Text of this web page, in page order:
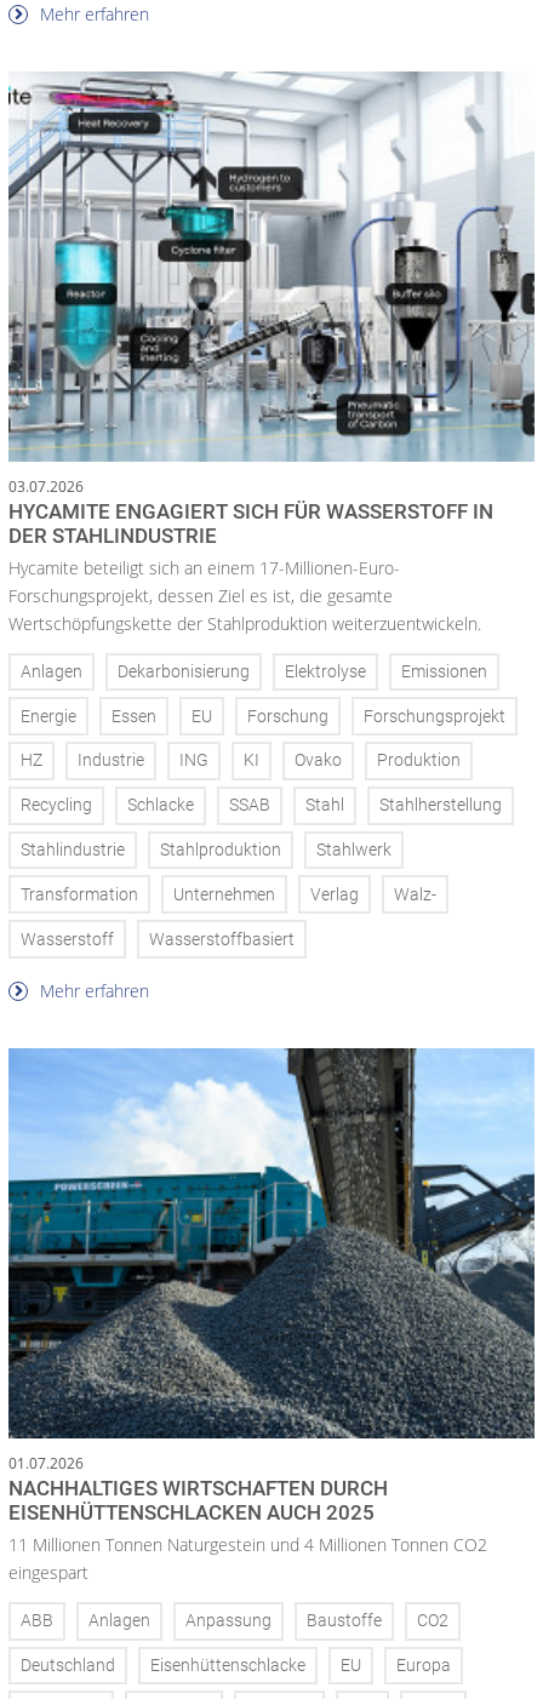
Mehr erfahren
03.07.2026
HYCAMITE ENGAGIERT SICH FÜR WASSERSTOFF IN
DER STAHLINDUSTRIE
Hycamite beteiligt sich an einem 17-Millionen-Euro-
Forschungsprojekt, dessen Ziel es ist, die gesamte
Wertschöpfungskette der Stahlproduktion weiterzuentwickeln.
Anlagen Dekarbonisierung Elektrolyse Emissionen
Energie Essen EU Forschung Forschungsprojekt
HZ Industrie ING KI Ovako Produktion
Recycling Schlacke SSAB Stahl Stahlherstellung
Stahlindustrie Stahlproduktion Stahlwerk
Transformation Unternehmen Verlag Walz-
Wasserstoff Wasserstoffbasiert
Mehr erfahren
01.07.2026
NACHHALTIGES WIRTSCHAFTEN DURCH
EISENHÜTTENSCHLACKEN AUCH 2025
11 Millionen Tonnen Naturgestein und 4 Millionen Tonnen CO2
eingespart
ABB Anlagen Anpassung Baustoffe CO2
Deutschland Eisenhüttenschlacke EU Europa